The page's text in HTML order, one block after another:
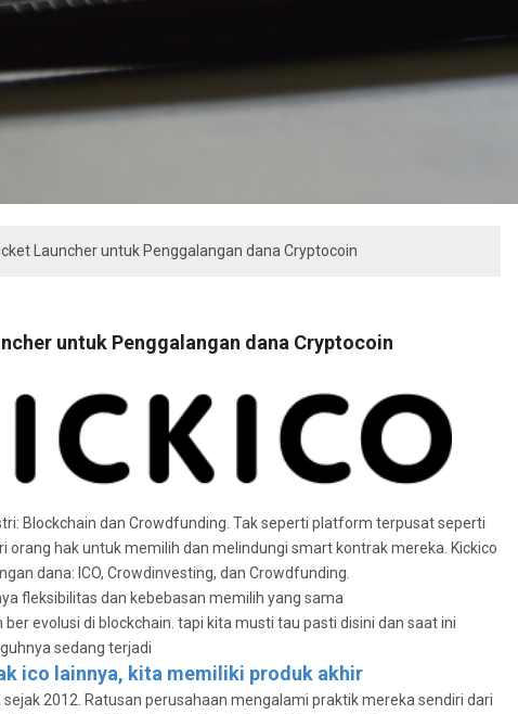
Launcher untuk Penggalangan dana Cryptocoin
untuk Penggalangan dana Cryptocoin
Blockchain dan Crowdfunding. Tak seperti platform terpusat seperti
orang hak untuk memilih dan melindungi smart kontrak mereka. Kickico
dana: ICO, Crowdinvesting, dan Crowdfunding.
fleksibilitas dan kebebasan memilih yang sama
evolusi di blockchain. tapi kita musti tau pasti disini dan saat ini
sedang terjadi
ico lainnya, kita memiliki produk akhir
2012. Ratusan perusahaan mengalami praktik mereka sendiri dari